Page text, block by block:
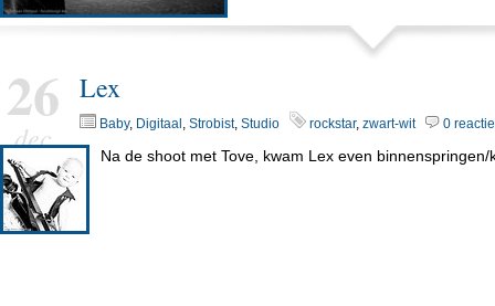
Lex
Baby, Digitaal , Strobist, Studio rockstar, zwart-wit 0
26
dec
Na de shoot met Tove, kwam Lex even